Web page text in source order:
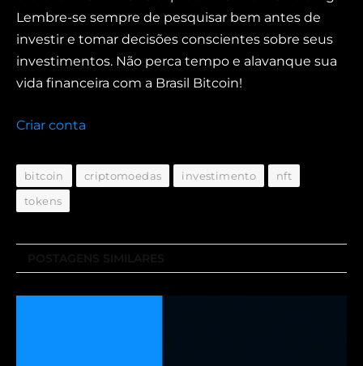
Lembre-se sempre de pesquisar bem antes de
investir e tomar decisões conscientes sobre seus
investimentos. Não perca tempo e alavanque sua
vida financeira com a Brasil Bitcoin!
Criar conta
bitcoin criptomoedas investimento
nft
tokens